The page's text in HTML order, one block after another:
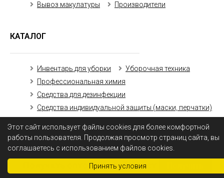
Принять условия
Этот сайт использует файлы cookies для более комфортной
работы пользователя. Продолжая просмотр страниц сайта, вы
соглашаетесь с использованием файлов cookies.
Вывоз макулатуры
Производители
КАТАЛОГ
Инвентарь для уборки
Уборочная техника
Профессиональная химия
Средства для дезинфекции
Средства индивидуальной защиты (маски, перчатки)
Получить оптовый прайс-лист